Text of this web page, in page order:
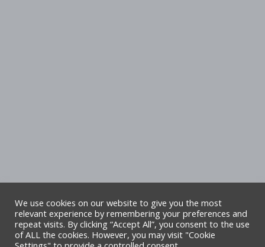
Hawlfraint Cyngor Sir Ddinbych. Cedwir
pob hawl. Safle gan TA6
We use cookies on our website to give you the most
relevant experience by remembering your preferences and
repeat visits. By clicking “Accept All”, you consent to the use
of ALL the cookies. However, you may visit "Cookie